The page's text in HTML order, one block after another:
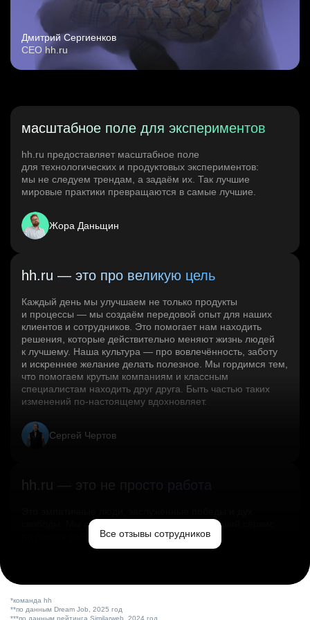
Дмитрий Сергиенков
CEO hh.ru
масштабное поле для экспериментов
hh.ru предоставляет масштабное поле
для технологических и продуктовых экспериментов:
мы не следуем трендам, а задаём их. Так лучшие
мировые практики превращаются в самые лучшие.
Жора Даньщин
hh.ru — это про великую цель
Каждый день мы улучшаем не только продукты
и процессы — мы создаём передовой опыт для наших
клиентов и сотрудников. Это помогает нам находить
решения, которые действительно меняют жизнь людей
к лучшему. Наша культура — про вовлечённость, заботу
и искреннее желание делать полезное. Мы гордимся тем,
что помогаем крутым компаниям и классным
специалистам находить друг друга. Быть частью таких
изменений по‑настоящему вдохновляет.
Сергей Чертов
hh.ru — это не просто работа
свободы. Мы помогаем миру и создаём лучший сервис
по поиску работы в стране.Все отзывы сотрудников
*команда hh
**по данным Dream Job, 2025 год
***по данным рейтинга Similarweb, 2024 год